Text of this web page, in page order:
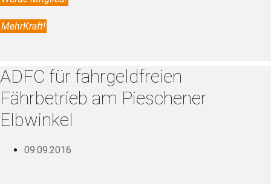
MehrKraft!
ADFC für fahrgeldfreien
Fährbetrieb am Pieschener
Elbwinkel
09.09.2016